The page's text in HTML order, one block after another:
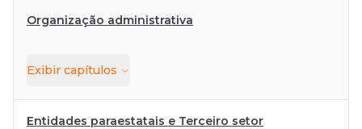
Organização administrativa
Exibir capítulos
Entidades paraestatais e Terceiro setor